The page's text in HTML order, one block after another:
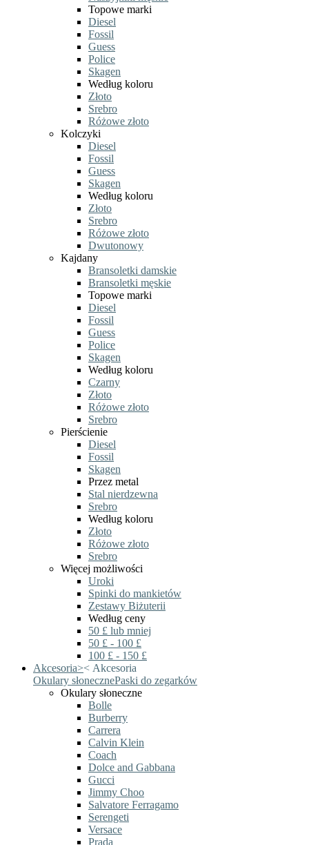
Topowe marki
Diesel
Fossil
Guess
Police
Skagen
Według koloru
Złoto
Srebro
Różowe złoto
Kolczyki
Diesel
Fossil
Guess
Skagen
Według koloru
Złoto
Srebro
Różowe złoto
Dwutonowy
Kajdany
Bransoletki damskie
Bransoletki męskie
Topowe marki
Diesel
Fossil
Guess
Police
Skagen
Według koloru
Czarny
Złoto
Różowe złoto
Srebro
Pierścienie
Diesel
Fossil
Skagen
Przez metal
Stal nierdzewna
Srebro
Według koloru
Złoto
Różowe złoto
Srebro
Więcej możliwości
Uroki
Spinki do mankietów
Zestawy Biżuterii
Według ceny
50 £ lub mniej
50 £ - 100 £
100 £ - 150 £
Akcesoria>< Akcesoria
Okulary słonecznePaski do zegarków
Okulary słoneczne
Bolle
Burberry
Carrera
Calvin Klein
Coach
Dolce and Gabbana
Gucci
Jimmy Choo
Salvatore Ferragamo
Serengeti
Versace
Prada